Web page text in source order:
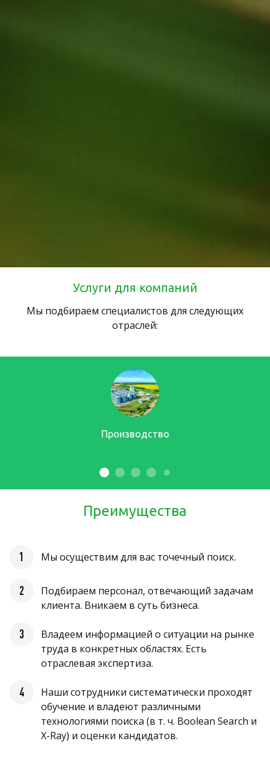
Услуги для компаний
Мы подбираем специалистов для следующих
отраслей:
Производство
Преимущества
1 Мы осуществим для вас точечный поиск.
2
Подбираем персонал, отвечающий задачам
клиента. Вникаем в суть бизнеса.
3
Владеем информацией о ситуации на рынке
труда в конкретных областях. Есть
отраслевая экспертиза.
4
Наши сотрудники систематически проходят
обучение и владеют различными
технологиями поиска (в т. ч. Boolean Search и
X-Ray) и оценки кандидатов.